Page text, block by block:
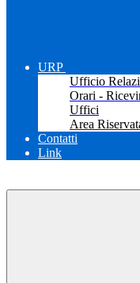
URP
Ufficio
Orari -
Uffici
Area
Contatti
Link